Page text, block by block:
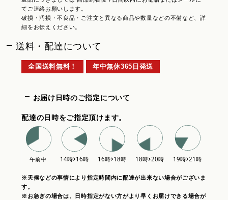
てご連絡お願いします。
破損・汚損・不良品・ご注文と異なる商品や数量などの不備など、詳
細をお伝えください。
送料・配達について
全国送料無料！ 年中無休365日発送
お届け日時のご指定について
配達の日時をご指定頂けます。
※天候などの事情により指定時間内に配達が出来ない場合がございま
す。
※お急ぎの場合は、日時指定がない方がより早くお届けできる場合が